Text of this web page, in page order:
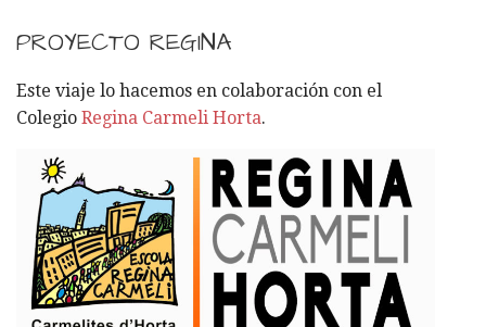
C
R
:
PROYECTO REGINA
Este viaje lo hacemos en colaboración con el
Colegio Regina Carmeli Horta.